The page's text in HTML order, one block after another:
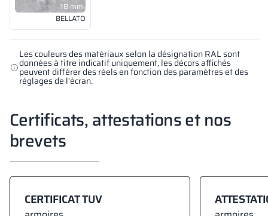
Les couleurs des matériaux selon la désignation RAL sont
données à titre indicatif uniquement, les décors affichés
peuvent différer des réels en fonction des paramètres et des
réglages de l’écran.
18 mm
BELLATO
Certificats, attestations et nos
brevets
CERTIFICAT TUV